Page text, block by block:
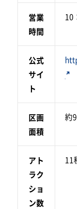
営業
時間
10
公式
サイ
ト
区画
面積
約
アト
ラク
ショ
ン数
11